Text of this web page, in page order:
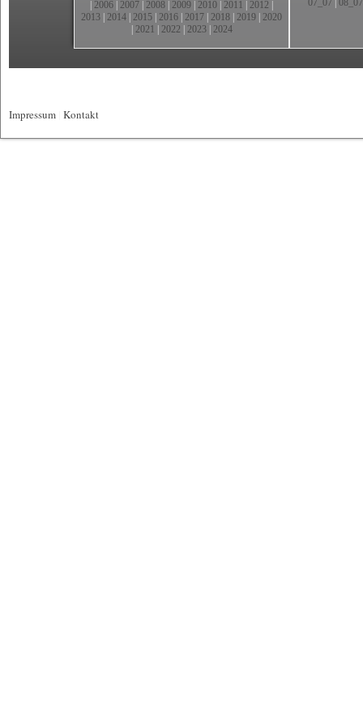
2006 2007 2008 2009 2010 2011 2012
2013 2014 2015 2016 2017 2018 2019 2020
2021 2022 2023| 2024
07_07 08_07
Impressum Kontakt